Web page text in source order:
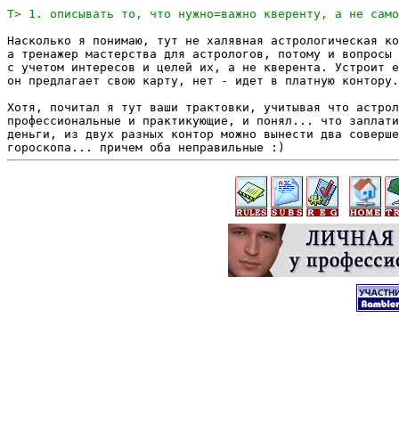
Насколько я понимаю, тут не халявная астрологическая
а тренажер мастерства для астрологов, потому и вопросы
с учетом интересов и целей их, а не кверента. Устроит
он предлагает свою карту, нет - идет в платную контору.
Хотя, почитал я тут ваши трактовки, учитывая что
профессиональные и практикующие, и понял... что
деньги, из двух разных контор можно вынести два